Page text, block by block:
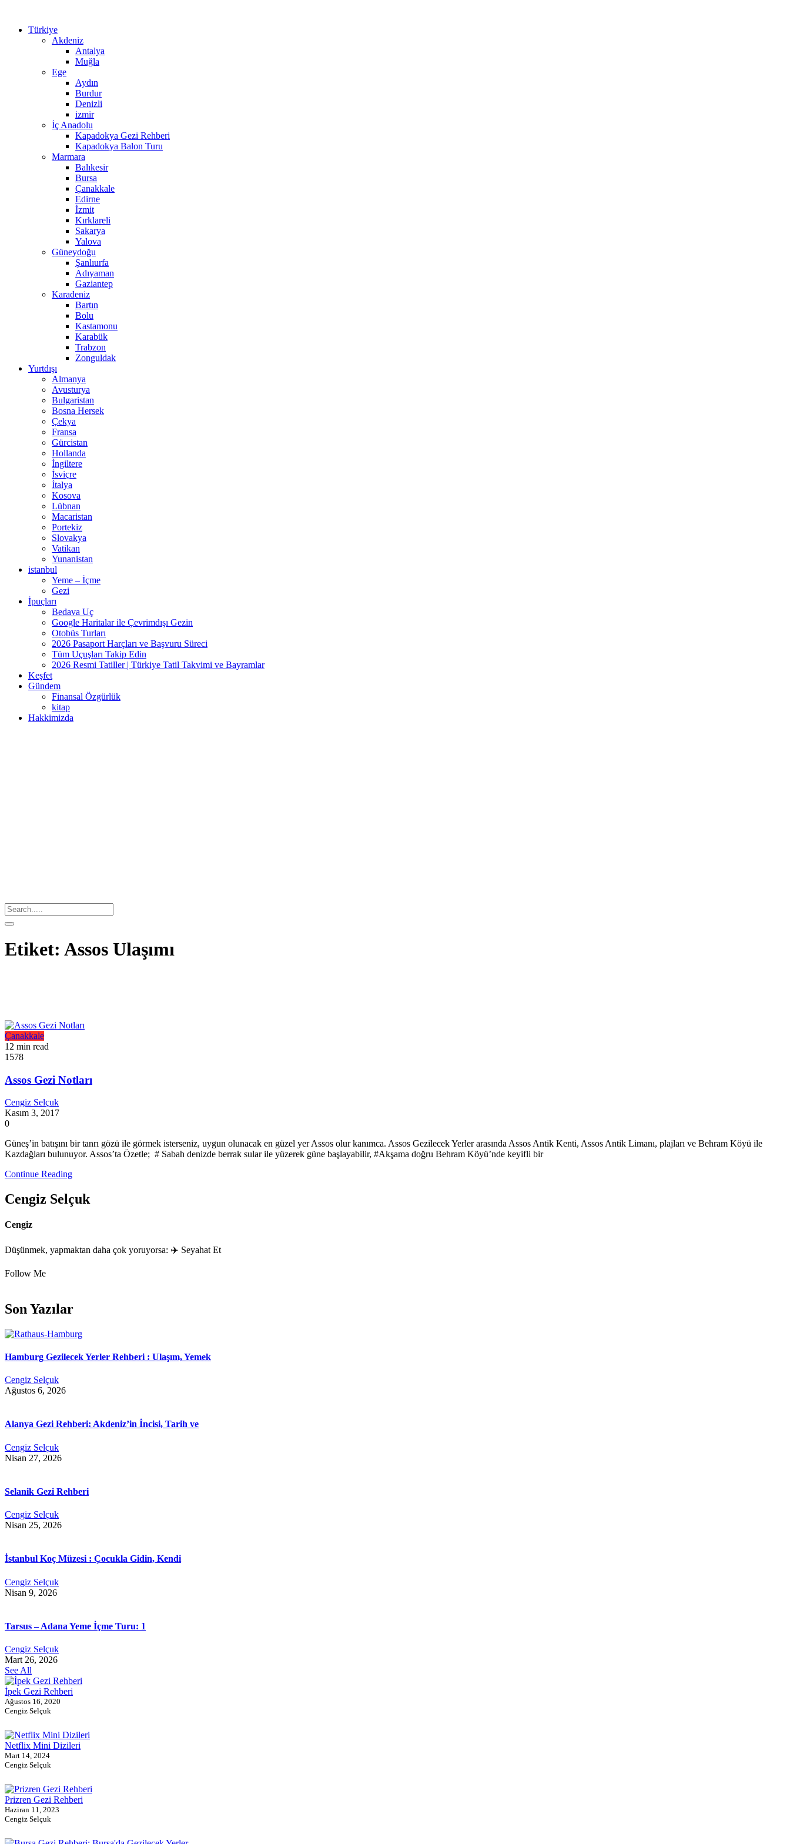
Türkiye
Akdeniz
Antalya
Muğla
Ege
Aydın
Burdur
Denizli
izmir
İç Anadolu
Kapadokya Gezi Rehberi
Kapadokya Balon Turu
Marmara
Balıkesir
Bursa
Çanakkale
Edirne
İzmit
Kırklareli
Sakarya
Yalova
Güneydoğu
Şanlıurfa
Adıyaman
Gaziantep
Karadeniz
Bartın
Bolu
Kastamonu
Karabük
Trabzon
Zonguldak
Yurtdışı
Almanya
Avusturya
Bulgaristan
Bosna Hersek
Çekya
Fransa
Gürcistan
Hollanda
İngiltere
İsviçre
İtalya
Kosova
Lübnan
Macaristan
Portekiz
Slovakya
Vatikan
Yunanistan
istanbul
Yeme – İçme
Gezi
İpuçları
Bedava Uç
Google Haritalar ile Çevrimdışı Gezin
Otobüs Turları
2026 Pasaport Harçları ve Başvuru Süreci
Tüm Uçuşları Takip Edin
2026 Resmi Tatiller | Türkiye Tatil Takvimi ve Bayramlar
Keşfet
Gündem
Finansal Özgürlük
kitap
Hakkimizda
Etiket: Assos Ulaşımı
Çanakkale
12 min read
1578
Assos Gezi Notları
Cengiz Selçuk
Kasım 3, 2017
0
Güneş’in batışını bir tanrı gözü ile görmek isterseniz, uygun olunacak en güzel yer Assos olur kanımca. Assos Gezilecek Yerler arasında Assos Antik Kenti, Assos Antik Limanı, plajları ve Behram Köyü ile
Kazdağları bulunuyor. Assos’ta Özetle; # Sabah denizde berrak sular ile yüzerek güne başlayabilir, #Akşama doğru Behram Köyü’nde keyifli bir
Continue Reading
Cengiz Selçuk
Cengiz
Düşünmek, yapmaktan daha çok yoruyorsa: ✈️ Seyahat Et
Follow Me
Son Yazılar
Hamburg Gezilecek Yerler Rehberi : Ulaşım, Yemek
Cengiz Selçuk
Ağustos 6, 2026
Alanya Gezi Rehberi: Akdeniz’in İncisi, Tarih ve
Cengiz Selçuk
Nisan 27, 2026
Selanik Gezi Rehberi
Cengiz Selçuk
Nisan 25, 2026
İstanbul Koç Müzesi : Çocukla Gidin, Kendi
Cengiz Selçuk
Nisan 9, 2026
Tarsus – Adana Yeme İçme Turu: 1
Cengiz Selçuk
Mart 26, 2026
See All
İpek Gezi Rehberi
Ağustos 16, 2020
Cengiz Selçuk
Netflix Mini Dizileri
Mart 14, 2024
Cengiz Selçuk
Prizren Gezi Rehberi
Haziran 11, 2023
Cengiz Selçuk